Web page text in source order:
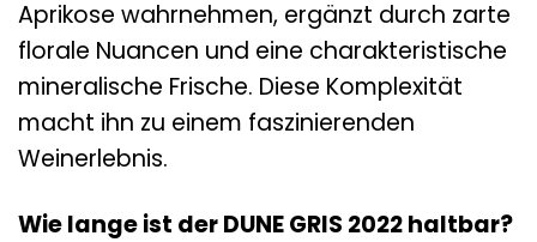
Aprikose wahrnehmen, ergänzt durch zarte
florale Nuancen und eine charakteristische
mineralische Frische. Diese Komplexität
macht ihn zu einem faszinierenden
Weinerlebnis.
Wie lange ist der DUNE GRIS 2022 haltbar?